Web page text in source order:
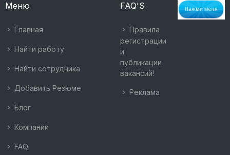
Меню
Главная
Найти работу
Найти сотрудника
Добавить Резюме
Блог
Компании
FAQ
FAQ'S
Правила
регистрации
и
публикации
вакансий!
Реклама